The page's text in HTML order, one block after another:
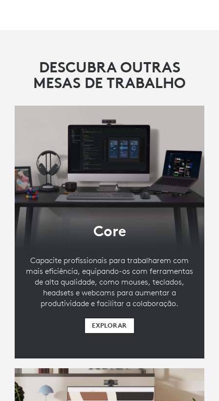
DESCUBRA OUTRAS
MESAS DE TRABALHO
Core
Capacite profissionais para trabalharem com
mais eficiência, equipando-os com ferramentas
de alta qualidade, como mouses, teclados,
headsets e webcams para aumentar a
produtividade e facilitar a colaboração.
EXPLORAR